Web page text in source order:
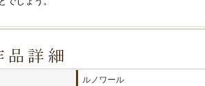
ルノワール